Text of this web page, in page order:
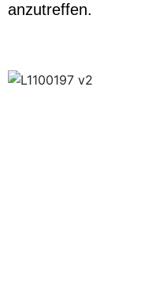
anzutreffen.